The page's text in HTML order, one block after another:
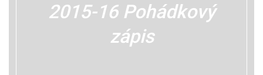
2015-16 Pohádkový
zápis